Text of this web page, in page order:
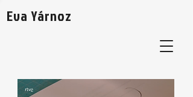
Eva Yárnoz